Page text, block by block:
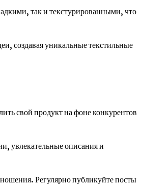
так и текстурированными, что
создавая уникальные текстильные
свой продукт на фоне конкурентов
увлекательные описания и
Регулярно публикуйте посты